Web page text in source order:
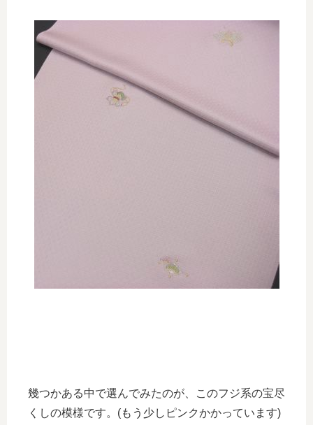
幾つかある中で選んでみたのが、このフジ系の宝尽
くしの模様です。(もう少しピンクかかっています)